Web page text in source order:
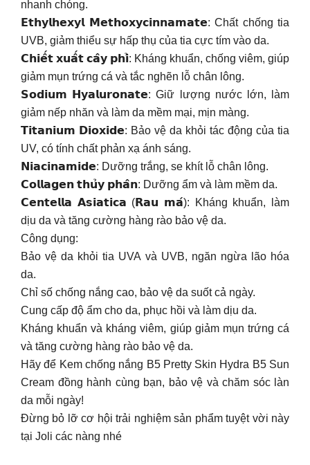
nhanh chóng.
𝗘𝘁𝗵𝘆𝗹𝗵𝗲𝘅𝘆𝗹 𝗠𝗲𝘁𝗵𝗼𝘅𝘆𝗰𝗶𝗻𝗻𝗮𝗺𝗮𝘁𝗲: Chất chống tia
UVB, giảm thiểu sự hấp thụ của tia cực tím vào da.
𝗖𝗵𝗶𝗲̂́𝘁 𝘅𝘂𝗮̂́𝘁 𝗰𝗮̂𝘆 𝗽𝗵𝗶̉: Kháng khuẩn, chống viêm, giúp
giảm mụn trứng cá và tắc nghẽn lỗ chân lông.
𝗦𝗼𝗱𝗶𝘂𝗺 𝗛𝘆𝗮𝗹𝘂𝗿𝗼𝗻𝗮𝘁𝗲: Giữ lượng nước lớn, làm
giảm nếp nhăn và làm da mềm mại, mịn màng.
𝗧𝗶𝘁𝗮𝗻𝗶𝘂𝗺 𝗗𝗶𝗼𝘅𝗶𝗱𝗲: Bảo vệ da khỏi tác động của tia
UV, có tính chất phản xạ ánh sáng.
𝗡𝗶𝗮𝗰𝗶𝗻𝗮𝗺𝗶𝗱𝗲: Dưỡng trắng, se khít lỗ chân lông.
𝗖𝗼𝗹𝗹𝗮𝗴𝗲𝗻 𝘁𝗵𝘂̉𝘆 𝗽𝗵𝗮̂𝗻: Dưỡng ẩm và làm mềm da.
𝗖𝗲𝗻𝘁𝗲𝗹𝗹𝗮 𝗔𝘀𝗶𝗮𝘁𝗶𝗰𝗮 (𝗥𝗮𝘂 𝗺𝗮́): Kháng khuẩn, làm
dịu da và tăng cường hàng rào bảo vệ da.
Công dụng:
Bảo vệ da khỏi tia UVA và UVB, ngăn ngừa lão hóa
da.
Chỉ số chống nắng cao, bảo vệ da suốt cả ngày.
Cung cấp độ ẩm cho da, phục hồi và làm dịu da.
Kháng khuẩn và kháng viêm, giúp giảm mụn trứng cá
và tăng cường hàng rào bảo vệ da.
Hãy để Kem chống nắng B5 Pretty Skin Hydra B5 Sun
Cream đồng hành cùng bạn, bảo vệ và chăm sóc làn
da mỗi ngày!
Đừng bỏ lỡ cơ hội trải nghiệm sản phẩm tuyệt vời này
tại Joli các nàng nhé